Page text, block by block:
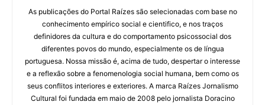
As publicações do Portal Raízes são selecionadas com base no
conhecimento empírico social e cientifico, e nos traços
definidores da cultura e do comportamento psicossocial dos
diferentes povos do mundo, especialmente os de língua
portuguesa. Nossa missão é, acima de tudo, despertar o interesse
e a reflexão sobre a fenomenologia social humana, bem como os
seus conflitos interiores e exteriores. A marca Raízes Jornalismo
Cultural foi fundada em maio de 2008 pelo jornalista Doracino